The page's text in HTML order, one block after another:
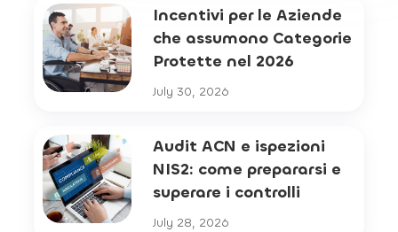
Incentivi per le Aziende
che assumono Categorie
Protette nel 2026
July 30, 2026
Audit ACN e ispezioni
NIS2: come prepararsi e
superare i controlli
July 28, 2026